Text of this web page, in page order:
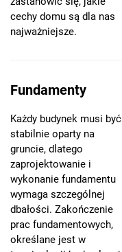
cechy domu są dla nas
najważniejsze.
Fundamenty
Każdy budynek musi być
stabilnie oparty na
gruncie, dlatego
zaprojektowanie i
wykonanie fundamentu
wymaga szczególnej
dbałości. Zakończenie
prac fundamentowych,
określane jest w